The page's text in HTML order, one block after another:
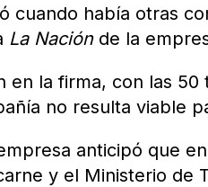
cuando había otras
La Naciónde la
en la firma, con las
no resulta viable
anticipó que
y el Ministerio de